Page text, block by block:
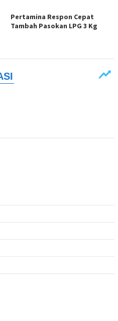
Pertamina Respon Cepat
Tambah Pasokan LPG 3 Kg